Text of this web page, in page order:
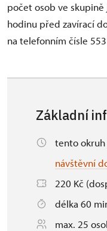
počet osob ve
hodinu před zavírací
na telefonním čísle
Základní
tento okruh
návštěvní
220 Kč
délka 60
max. 25